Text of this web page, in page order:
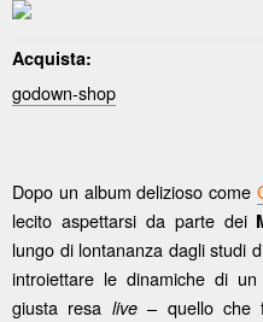
Acquista:
godown-shop
Dopo un album delizioso come
lecito aspettarsi da parte dei
lungo di lontananza dagli studi
introiettare le dinamiche di
giusta resa live– quello che